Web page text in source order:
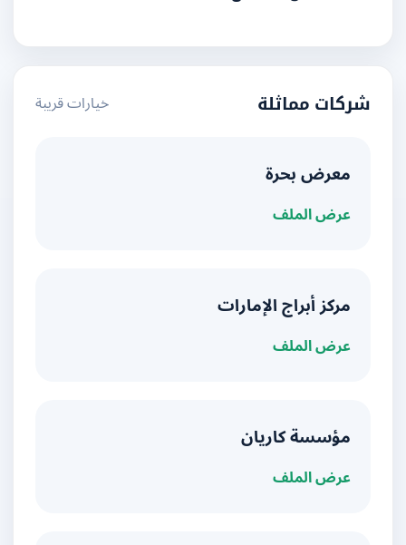
شركات مماثلة خيارات قريبة
معرض بحرة
عرض الملف
مركز أبراج الإمارات
عرض الملف
مؤسسة كاريان
عرض الملف